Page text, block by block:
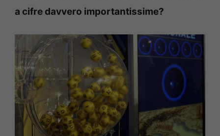
a cifre davvero importantissime?